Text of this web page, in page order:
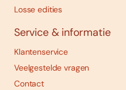
Losse edities
Service & informatie
Klantenservice
Veelgestelde vragen
Contact